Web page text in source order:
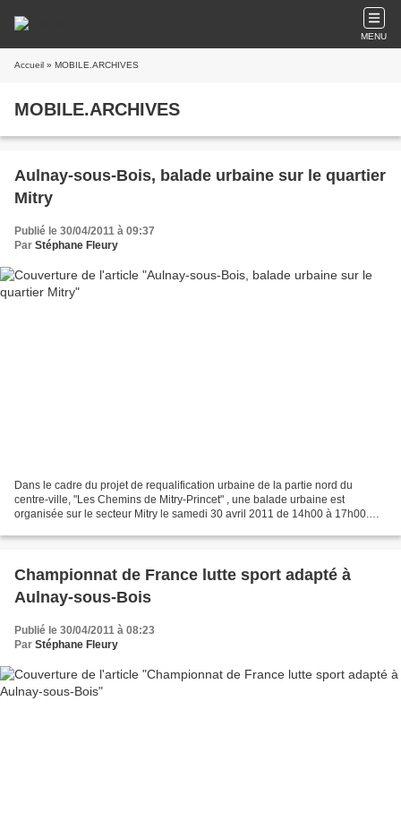
MENU
Accueil » MOBILE.ARCHIVES
MOBILE.ARCHIVES
Aulnay-sous-Bois, balade urbaine sur le quartier
Mitry
Publié le 30/04/2011 à 09:37
Par Stéphane Fleury
Dans le cadre du projet de requalification urbaine de la partie nord du
centre-ville, "Les Chemins de Mitry-Princet" , une balade urbaine est
organisée sur le secteur Mitry le samedi 30 avril 2011 de 14h00 à 17h00.
Championnat de France lutte sport adapté à
Aulnay-sous-Bois
Publié le 30/04/2011 à 08:23
Par Stéphane Fleury